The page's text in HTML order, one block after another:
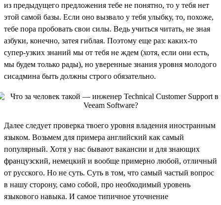
из предыдущего предложения тебе не понятно, то у тебя нет
этой самой базы. Если оно вызвало у тебя улыбку, то, похоже,
тебе пора пробовать свои силы. Ведь учиться читать, не зная
азбуки, конечно, затея гиблая. Поэтому еще раз: каких-то
супер-узких знаний мы от тебя не ждем (хотя, если они есть,
мы будем только рады), но уверенные знания уровня молодого
сисадмина быть должны строго обязательно.
Далее следует проверка твоего уровня владения иностранным
языком. Возьмем для примера английский как самый
популярный. Хотя у нас бывают вакансии и для знающих
французский, немецкий и вообще примерно любой, отличный
от русского. Но не суть. Суть в том, что самый частый вопрос
в нашу сторону, само собой, про необходимый уровень
языкового навыка. И самое типичное уточнение